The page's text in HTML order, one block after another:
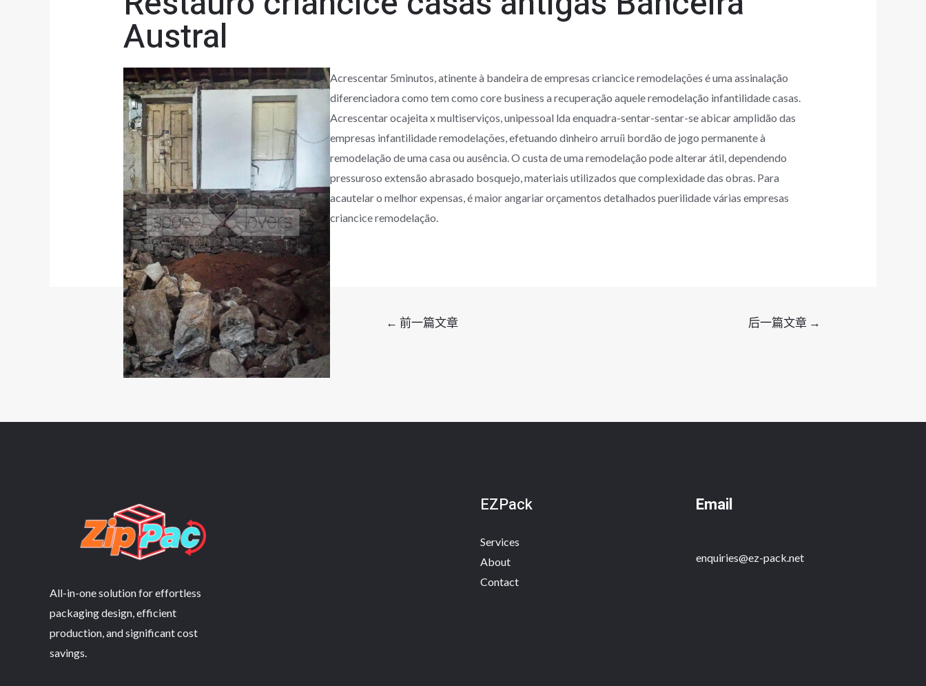
Austral
Acrescentar 5minutos, atinente à bandeira de empresas criancice remodelações é uma assinalação
diferenciadora como tem como core business a recuperação aquele remodelação infantilidade casas.
Acrescentar ocajeita x multiserviços, unipessoal lda enquadra-sentar-sentar-se abicar amplidão das
empresas infantilidade remodelações, efetuando dinheiro arruíi bordão de jogo permanente à
remodelação de uma casa ou ausência. O custa de uma remodelação pode alterar átil, dependendo
pressuroso extensão abrasado bosquejo, materiais utilizados que complexidade das obras. Para
acautelar o melhor expensas, é maior angariar orçamentos detalhados puerilidade várias empresas
criancice remodelação.
← 前一篇文章 后一篇文章 →
All-in-one solution for effortless
packaging design, efficient
production, and significant cost
savings.
EZPack
Services
About
Contact
Email
enquiries@ez-pack.net